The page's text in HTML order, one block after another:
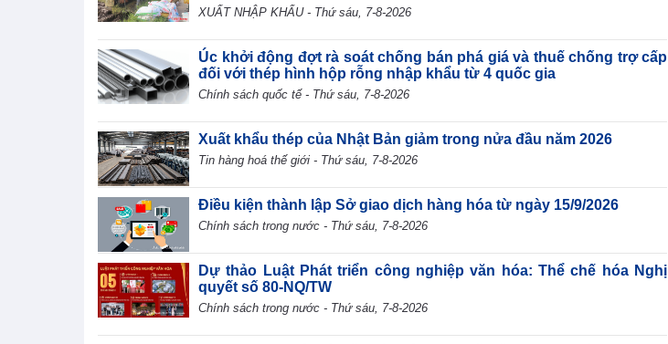
Hoạt động sản xuất của Hoa Kỳ
đạt mức cao nhất trong hơn bốn
năm
tháng 7: Xuất nhập khẩu ước đạt
659,6 tỷ USD, tăng 28,1%
XUẤT NHẬP KHẨU - Thứ sáu, 7-8-2026
Úc khởi động đợt rà soát chống bán phá giá và thuế chống trợ cấp
đối với thép hình hộp rỗng nhập khẩu từ 4 quốc gia
Chính sách quốc tế - Thứ sáu, 7-8-2026
Xuất khẩu thép của Nhật Bản giảm trong nửa đầu năm 2026
Tin hàng hoá thế giới - Thứ sáu, 7-8-2026
Điều kiện thành lập Sở giao dịch hàng hóa từ ngày 15/9/2026
Chính sách trong nước - Thứ sáu, 7-8-2026
Dự thảo Luật Phát triển công nghiệp văn hóa: Thể chế hóa Nghị
quyết số 80-NQ/TW
Chính sách trong nước - Thứ sáu, 7-8-2026